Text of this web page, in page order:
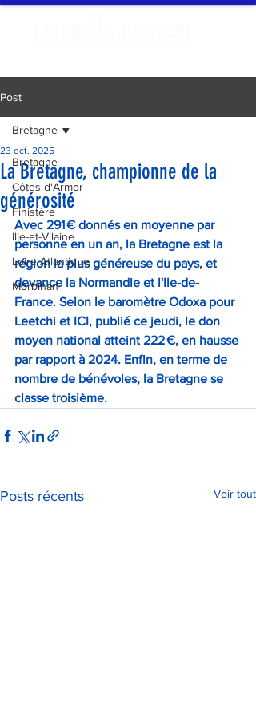
Post
Bretagne
Côtes d'Armor
Finistère
Ille-et-Vilaine
Loire Atlantique
Morbihan
Bretagne
La Bretagne, championne de la
générosité
23 oct. 2025
Avec 291 € donnés en moyenne par
personne en un an, la Bretagne est la
région la plus généreuse du pays, et
devance la Normandie et l'Ile-de-
France. Selon le baromètre Odoxa pour
Leetchi et ICI, publié ce jeudi, le don
moyen national atteint 222 €, en hausse
par rapport à 2024. Enfin, en terme de
nombre de bénévoles, la Bretagne se
classe troisième.
Posts récents Voir tout